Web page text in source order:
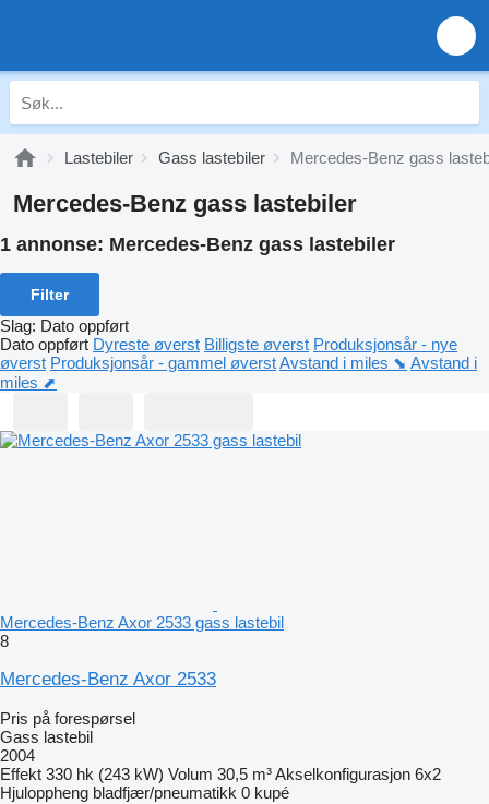
Lastebiler Gass lastebiler Mercedes-Benz gass
Mercedes-Benz gass lastebiler
1 annonse: Mercedes-Benz gass lastebiler
Filter
Slag: Dato oppført
Dato oppført Dyreste øverst Billigste øverst Produksjonsår - nye
øverst Produksjonsår - gammel øverstAvstand i miles ⬊ Avstand i
miles ⬈
Mercedes-Benz Axor 2533 gass lastebil
8
Mercedes-Benz Axor 2533
Pris på forespørsel
Gass lastebil
2004
Effekt 330 hk (243 kW) Volum 30,5 m³Akselkonfigurasjon 6x2
Hjuloppheng bladfjær/pneumatikk 0 kupé